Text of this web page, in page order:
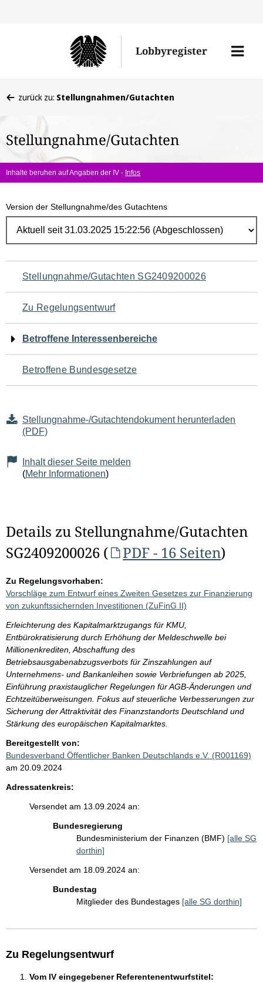
Lobbyregister
Menü
befinden
hier:
zurück zu: Stellungnahmen/Gutachten
Stellungnahme/Gutachten
Inhalte beruhen auf Angaben der IV - Infos
Version der Stellungnahme/des Gutachtens
Navigation
für
den
Seiteninhalt
Stellungnahme/Gutachten SG2409200026
Zu Regelungsentwurf
Betroffene Interessenbereiche
Betroffene Bundesgesetze
Stellungnahme-/Gutachtendokument herunterladen
(PDF)
Inhalt dieser Seite melden
(Mehr Informationen)
Details zu Stellungnahme/Gutachten
SG2409200026 (
PDF - 16 Seiten)
Zu Regelungsvorhaben:
Vorschläge zum Entwurf eines Zweiten Gesetzes zur Finanzierung
von zukunftssichernden Investitionen (ZuFinG II)
Erleichterung des Kapitalmarktzugangs für KMU,
Entbürokratisierung durch Erhöhung der Meldeschwelle bei
Millionenkrediten, Abschaffung des
Betriebsausgabenabzugsverbots für Zinszahlungen auf
Unternehmens- und Bankanleihen sowie Verbriefungen ab 2025,
Einführung praxistauglicher Regelungen für AGB-Änderungen und
Echtzeitüberweisungen. Fokus auf steuerliche Verbesserungen zur
Sicherung der Attraktivität des Finanzstandorts Deutschland und
Stärkung des europäischen Kapitalmarktes.
Bereitgestellt von:
Bundesverband Öffentlicher Banken Deutschlands e.V. (R001169)
am 20.09.2024
Adressatenkreis:
Versendet am 13.09.2024 an:
Bundesregierung
Bundesministerium der Finanzen (BMF) [alle SG
dorthin]
Versendet am 18.09.2024 an:
Bundestag
Mitglieder des Bundestages [alle SG dorthin]
Zu Regelungsentwurf
Vom IV eingegebener Referentenentwurfstitel: